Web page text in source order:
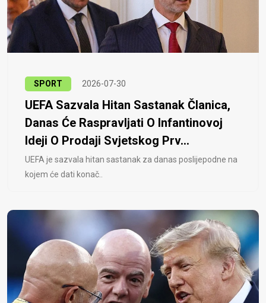
SPORT 2026-07-30
UEFA Sazvala Hitan Sastanak Članica,
Danas Će Raspravljati O Infantinovoj
Ideji O Prodaji Svjetskog Prv...
UEFA je sazvala hitan sastanak za danas poslijepodne na
kojem će dati konač..